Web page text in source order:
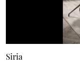
Siria